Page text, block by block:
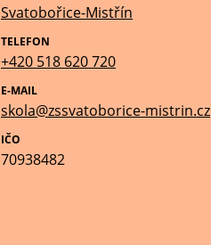
Svatobořice-Mistřín
TELEFON
+420 518 620 720
E-MAIL
skola@zssvatoborice-mistrin.cz
IČO
70938482